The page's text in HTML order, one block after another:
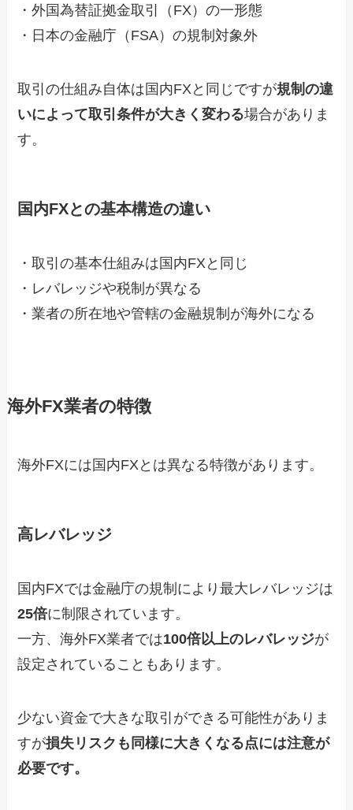
・外国為替証拠金取引（FX）の一形態
・日本の金融庁（FSA）の規制対象外
取引の仕組み自体は国内FXと同じですが規制の違
いによって取引条件が大きく変わる場合がありま
す。
国内FXとの基本構造の違い
・取引の基本仕組みは国内FXと同じ
・レバレッジや税制が異なる
・業者の所在地や管轄の金融規制が海外になる
海外FX業者の特徴
海外FXには国内FXとは異なる特徴があります。
高レバレッジ
国内FXでは金融庁の規制により最大レバレッジは
25倍に制限されています。
一方、海外FX業者では100倍以上のレバレッジが
設定されていることもあります。
少ない資金で大きな取引ができる可能性がありま
すが損失リスクも同様に大きくなる点には注意が
必要です。